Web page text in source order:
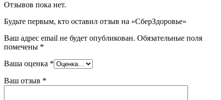
Отзывов пока нет.
Будьте первым, кто оставил отзыв на «СберЗдоровье»
Ваш адрес email не будет опубликован. Обязательные поля
помечены *
Ваша оценка *
Ваш отзыв *